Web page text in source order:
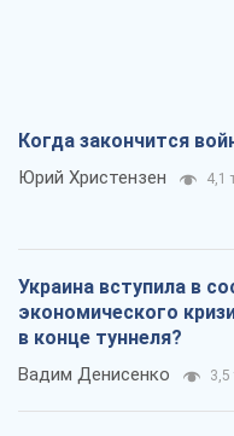
Когда закончится
Юрий Христензен 4,1
Украина вступила в
экономического
в конце туннеля?
Вадим Денисенко 3,5